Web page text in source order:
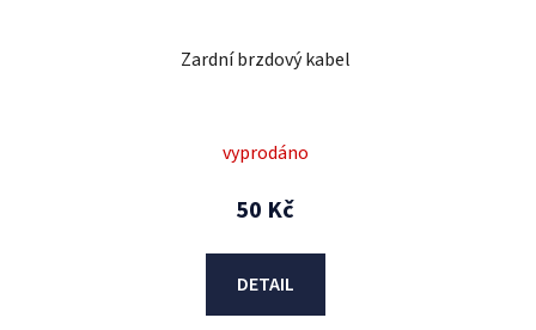
Zardní brzdový kabel
vyprodáno
50 Kč
DETAIL